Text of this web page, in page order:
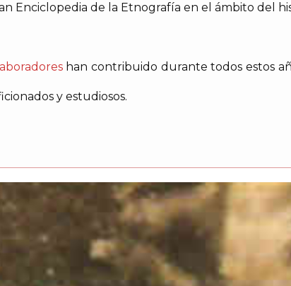
Enciclopedia de la Etnografía en el ámbito del
han contribuido durante todos estos
y estudiosos.